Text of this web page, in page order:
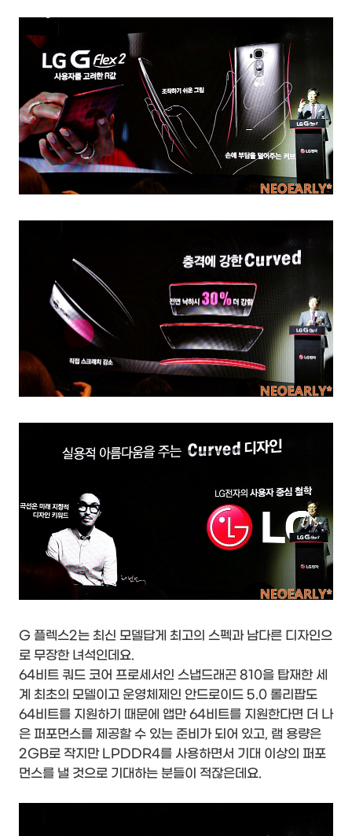
G 플렉스2는 최신 모델답게 최고의 스펙과 남다른 디자인으
로 무장한 녀석인데요.
64비트 쿼드 코어 프로세서인 스냅드래곤 810을 탑재한 세
계 최초의 모델이고 운영체제인 안드로이드 5.0 롤리팝도
64비트를 지원하기 때문에 앱만 64비트를 지원한다면 더 나
은 퍼포먼스를 제공할 수 있는 준비가 되어 있고, 램 용량은
2GB로 작지만 LPDDR4를 사용하면서 기대 이상의 퍼포
먼스를 낼 것으로 기대하는 분들이 적잖은데요.